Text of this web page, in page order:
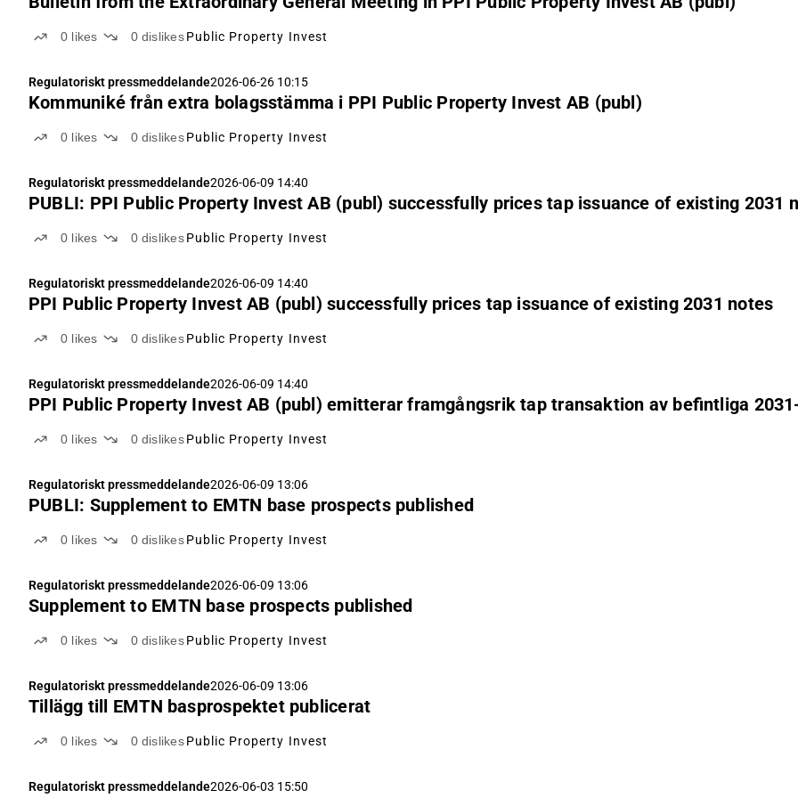
0 likes 0 dislikes Public Property Invest
Regulatoriskt pressmeddelande2026-06-26 10:15
Kommuniké från extra bolagsstämma i PPI Public Property Invest AB (publ)
0 likes 0 dislikes Public Property Invest
Regulatoriskt pressmeddelande2026-06-09 14:40
PUBLI: PPI Public Property Invest AB (publ) successfully prices tap issuance of existing 2031
0 likes 0 dislikes Public Property Invest
Regulatoriskt pressmeddelande2026-06-09 14:40
PPI Public Property Invest AB (publ) successfully prices tap issuance of existing 2031 notes
0 likes 0 dislikes Public Property Invest
Regulatoriskt pressmeddelande2026-06-09 14:40
PPI Public Property Invest AB (publ) emitterar framgångsrik tap transaktion av befintliga
0 likes 0 dislikes Public Property Invest
Regulatoriskt pressmeddelande2026-06-09 13:06
PUBLI: Supplement to EMTN base prospects published
0 likes 0 dislikes Public Property Invest
Regulatoriskt pressmeddelande2026-06-09 13:06
Supplement to EMTN base prospects published
0 likes 0 dislikes Public Property Invest
Regulatoriskt pressmeddelande2026-06-09 13:06
Tillägg till EMTN basprospektet publicerat
0 likes 0 dislikes Public Property Invest
Regulatoriskt pressmeddelande2026-06-03 15:50